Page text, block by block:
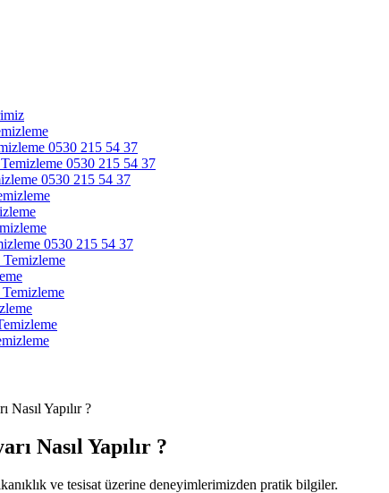
0530 215 54 37
0530 215 54 37
0530 215 54 37
0530 215 54 37
Temizleme
Nasıl Yapılır ?
Nasıl Yapılır ?
ve tesisat üzerine deneyimlerimizden pratik bilgiler.